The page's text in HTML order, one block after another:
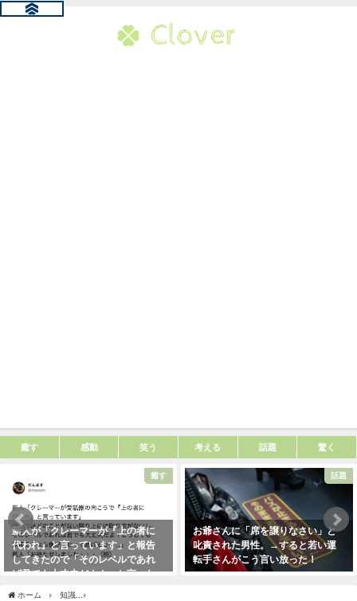
癒す 感動 笑う 考える 話題 驚く
癒す
新人が「クレーマーが『上の者に
代われ』と言っています」と報告
してきたので「そのレベルであれ
ば君でも大丈夫だよ！」と言った
話題
お爺さんに「席を譲りなさい」と
叱責された男性。→すると若い運
転手さんがこう言い放った！
ホーム 知識